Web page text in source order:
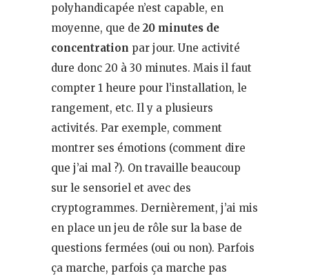
polyhandicapée n’est capable, en
moyenne, que de 20 minutes de
concentration par jour. Une activité
dure donc 20 à 30 minutes. Mais il faut
compter 1 heure pour l’installation, le
rangement, etc. Il y a plusieurs
activités. Par exemple, comment
montrer ses émotions (comment dire
que j’ai mal ?). On travaille beaucoup
sur le sensoriel et avec des
cryptogrammes. Dernièrement, j’ai mis
en place un jeu de rôle sur la base de
questions fermées (oui ou non). Parfois
ça marche, parfois ça marche pas